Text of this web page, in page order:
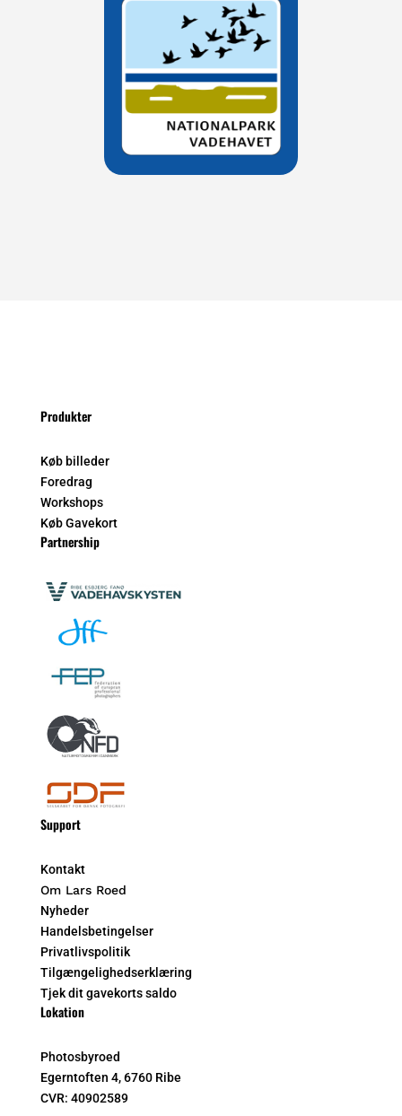
Produkter
Køb billeder
Foredrag
Workshops
Køb Gavekort
Partnership
Support
Kontakt
Om Lars Roed
Nyheder
Handelsbetingelser
Privatlivspolitik
Tilgængelighedserklæring
Tjek dit gavekorts saldo
Lokation
Photosbyroed
Egerntoften 4, 6760 Ribe
CVR: 40902589